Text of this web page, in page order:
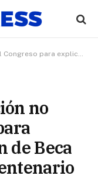
de Beca Generación del Bicentenario
no
de Beca